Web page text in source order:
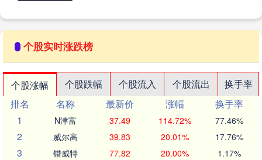
个股实时涨跌榜
个股涨幅 个股跌幅 个股流入 个股流出
换手率
排名
名称 最新价 涨幅
换手率
1
N津富 37.49 114.72% 77.46%
2 威尔高 39.83 20.01% 17.76%
3 锴威特 77.82 20.00% 1.17%